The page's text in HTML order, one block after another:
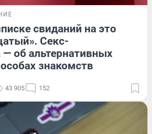
свиданий на это
Секс-
об альтернативных
знакомств
43 905 152